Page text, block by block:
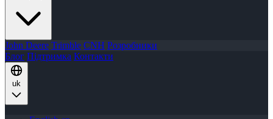
John Deere Trimble CNH Розробники
Блог Підтримка Контакти
uk